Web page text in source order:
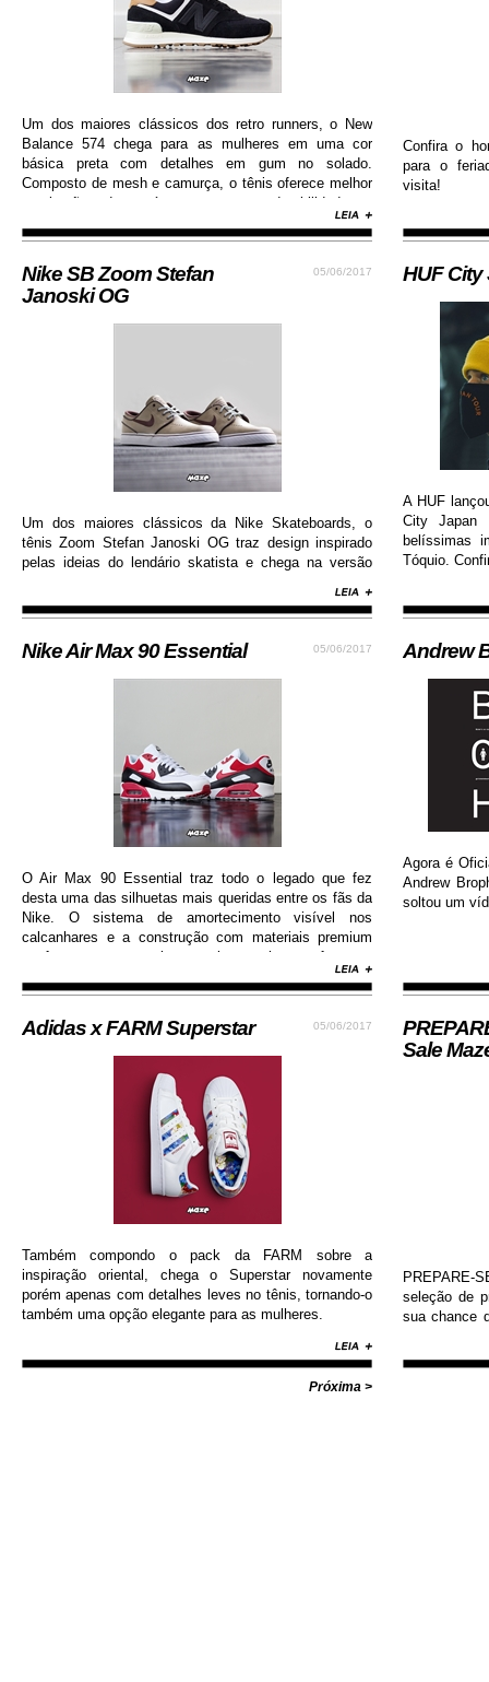
Um dos maiores clássicos dos retro runners, o New
Balance 574 chega para as mulheres em uma cor
básica preta com detalhes em gum no solado.
Composto de mesh e camurça, o tênis oferece melhor
respiração dos pés e garante durabilidade e
05/06/2017
Nike SB Zoom Stefan
Janoski OG
Um dos maiores clássicos da Nike Skateboards, o
tênis Zoom Stefan Janoski OG traz design inspirado
pelas ideias do lendário skatista e chega na versão
de solado de borracha que permite maior aderência.
05/06/2017
Nike Air Max 90 Essential
O Air Max 90 Essential traz todo o legado que fez
desta uma das silhuetas mais queridas entre os fãs da
Nike. O sistema de amortecimento visível nos
calcanhares e a construção com materiais premium
conferem ao sneaker muito mais conforto e
durabilidade, além de contar com colorway estilosa e
moderna...
05/06/2017
Adidas x FARM Superstar
Também compondo o pack da FARM sobre a
inspiração oriental, chega o Superstar novamente
porém apenas com detalhes leves no tênis, tornando-o
também uma opção elegante para as mulheres.
Próxima >
Confira o
para o
visita!
HUF City
A HUF
City Japan
belíssimas
Tóquio.
Andrew
Agora é
Andrew
soltou um
Sale
PREPARE-
seleção de
sua chance
Diamond,